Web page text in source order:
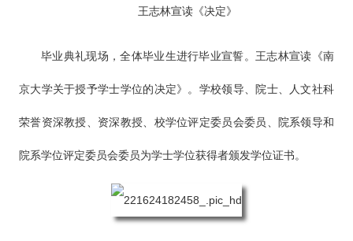
王志林宣读《决定》
毕业典礼现场，全体毕业生进行毕业宣誓。王志林宣读《南
京大学关于授予学士学位的决定》。学校领导、院士、人文社科
荣誉资深教授、资深教授、校学位评定委员会委员、院系领导和
院系学位评定委员会委员为学士学位获得者颁发学位证书。